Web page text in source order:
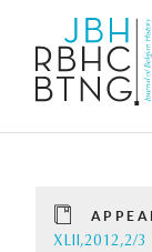
XLII,2012,2/3